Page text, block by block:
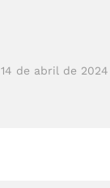
14 de abril de 2024